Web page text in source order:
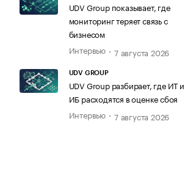
UDV Group показывает, где
мониторинг теряет связь с
бизнесом
Интервью
7 августа 2026
UDV GROUP
UDV Group разбирает, где ИТ и
ИБ расходятся в оценке сбоя
Интервью
7 августа 2026